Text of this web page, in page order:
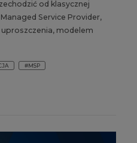
od klasycznej
Service Provider,
modelem
#MSP